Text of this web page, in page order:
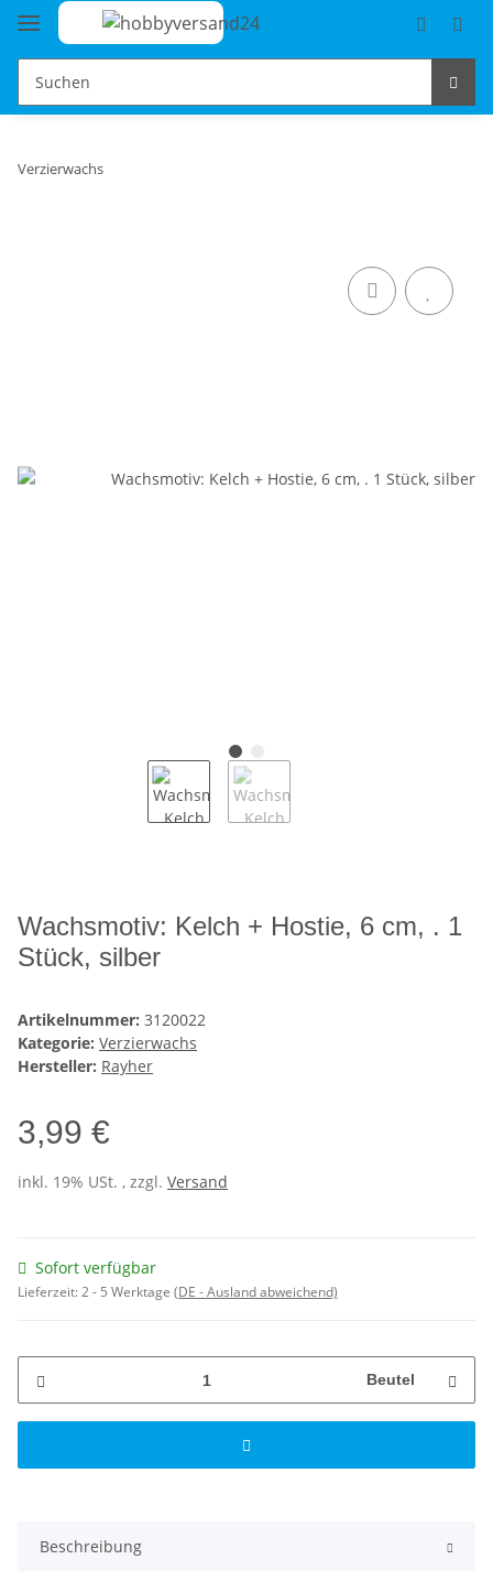
Verzierwachs
Wachsmotiv: Kelch + Hostie, 6 cm, . 1
Stück, silber
Artikelnummer: 3120022
Kategorie: Verzierwachs
Hersteller: Rayher
3,99 €
inkl. 19% USt. , zzgl. Versand
Sofort verfügbar
Lieferzeit:2 - 5 Werktage (DE - Ausland abweichend)
Beutel
Beschreibung